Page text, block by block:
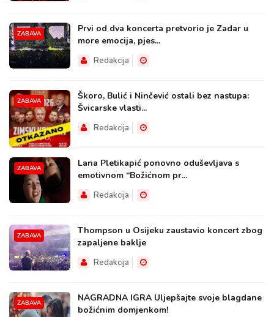
ZABAVA
Prvi od dva koncerta pretvorio je Zadar u
more emocija, pjes...
Redakcija
ZABAVA
Škoro, Bulić i Ninčević ostali bez nastupa:
Švicarske vlasti...
Redakcija
ZABAVA
Lana Pletikapić ponovno oduševljava s
emotivnom “Božićnom pr...
Redakcija
ZABAVA
Thompson u Osijeku zaustavio koncert zbog
zapaljene baklje
Redakcija
ZABAVA
NAGRADNA IGRA Uljepšajte svoje blagdane
božićnim domjenkom!